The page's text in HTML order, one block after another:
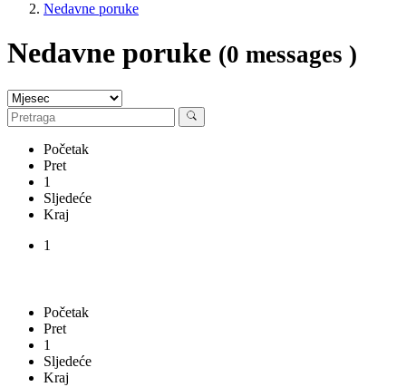
Nedavne poruke
Nedavne poruke (0 messages )
Početak
Pret
1
Sljedeće
Kraj
1
Početak
Pret
1
Sljedeće
Kraj